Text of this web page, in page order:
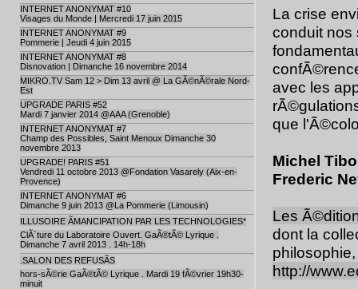
INTERNET ANONYMAT #10
Visages du Monde | Mercredi 17 juin 2015
INTERNET ANONYMAT #9
Pommerie | Jeudi 4 juin 2015
INTERNET ANONYMAT #8
Disnovation | Dimanche 16 novembre 2014
MIKRO.TV Sam 12 > Dim 13 avril @ La GÃ©nÃ©rale Nord-
Est
UPGRADE PARIS #52
Mardi 7 janvier 2014 @AAA (Grenoble)
INTERNET ANONYMAT #7
Champ des Possibles, Saint Menoux Dimanche 30
novembre 2013
UPGRADE! PARIS #51
Vendredi 11 octobre 2013 @Fondation Vasarely (Aix-en-
Provence)
INTERNET ANONYMAT #6
Dimanche 9 juin 2013 @La Pommerie (Limousin)
ILLUSOIRE ÃMANCIPATION PAR LES TECHNOLOGIES*
ClÃ´ture du Laboratoire Ouvert. GaÃ®tÃ© Lyrique .
Dimanche 7 avril 2013 . 14h-18h
.SALON DES REFUSÃS
hors-sÃ©rie GaÃ®tÃ© Lyrique . Mardi 19 fÃ©vrier 19h30-
minuit
La crise
conduit
avec les
que
Michel
Frederic
Les
dont la
http://